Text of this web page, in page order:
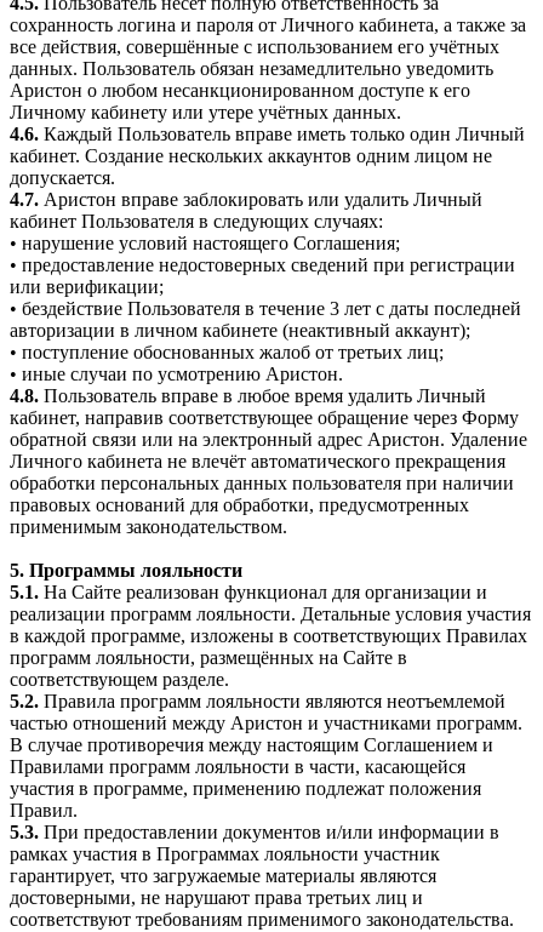
сохранность логина и пароля от Личного кабинета, а также за
все действия, совершённые с использованием его учётных
данных. Пользователь обязан незамедлительно уведомить
Аристон о любом несанкционированном доступе к его
Личному кабинету или утере учётных данных.
4.6. Каждый Пользователь вправе иметь только один Личный
кабинет. Создание нескольких аккаунтов одним лицом не
допускается.
4.7. Аристон вправе заблокировать или удалить Личный
кабинет Пользователя в следующих случаях:
• нарушение условий настоящего Соглашения;
• предоставление недостоверных сведений при регистрации
или верификации;
• бездействие Пользователя в течение 3 лет с даты последней
авторизации в личном кабинете (неактивный аккаунт);
• поступление обоснованных жалоб от третьих лиц;
• иные случаи по усмотрению Аристон.
4.8. Пользователь вправе в любое время удалить Личный
кабинет, направив соответствующее обращение через Форму
обратной связи или на электронный адрес Аристон. Удаление
Личного кабинета не влечёт автоматического прекращения
обработки персональных данных пользователя при наличии
правовых оснований для обработки, предусмотренных
применимым законодательством.
5. Программы лояльности
5.1. На Сайте реализован функционал для организации и
реализации программ лояльности. Детальные условия участия
в каждой программе, изложены в соответствующих Правилах
программ лояльности, размещённых на Сайте в
соответствующем разделе.
5.2. Правила программ лояльности являются неотъемлемой
частью отношений между Аристон и участниками программ.
В случае противоречия между настоящим Соглашением и
Правилами программ лояльности в части, касающейся
участия в программе, применению подлежат положения
Правил.
5.3. При предоставлении документов и/или информации в
рамках участия в Программах лояльности участник
гарантирует, что загружаемые материалы являются
достоверными, не нарушают права третьих лиц и
соответствуют требованиям применимого законодательства.